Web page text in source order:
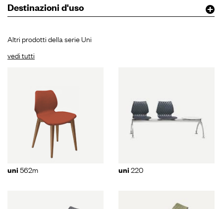
Destinazioni d'uso
Altri prodotti della serie Uni
vedi tutti
uni562m uni220